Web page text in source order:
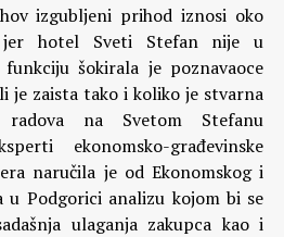
izgubljeni prihod iznosi oko
jer hotel Sveti Stefan nije u
šokirala je poznavaoce
je zaista tako i koliko je stvarna
radova na Svetom Stefanu
ekonomsko-građevinske
naručila je od Ekonomskog i
u Podgorici analizu kojom bi se
ulaganja zakupca kao i